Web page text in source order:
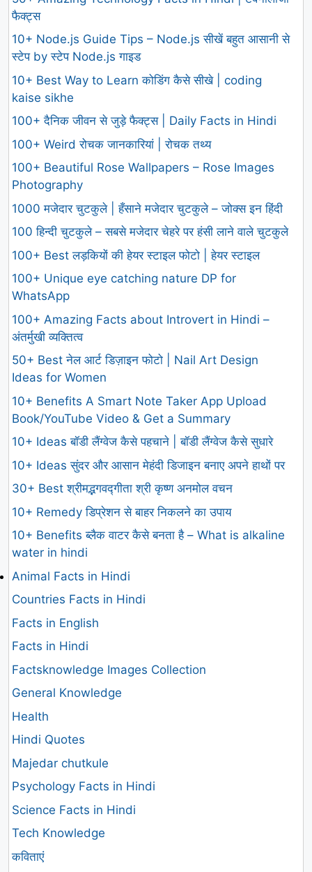
फैक्ट्स
10+ Node.js Guide Tips – Node.js सीखें बहुत आसानी से
स्टेप by स्टेप Node.js गाइड
10+ Best Way to Learn कोडिंग कैसे सीखे | coding
kaise sikhe
100+ दैनिक जीवन से जुड़े फैक्ट्स | Daily Facts in Hindi
100+ Weird रोचक जानकारियां | रोचक तथ्य
100+ Beautiful Rose Wallpapers – Rose Images
Photography
1000 मजेदार चुटकुले | हँसाने मजेदार चुटकुले – जोक्स इन हिंदी
100 हिन्दी चुटकुले – सबसे मजेदार चेहरे पर हंसी लाने वाले चुटकुले
100+ Best लड़कियों की हेयर स्टाइल फोटो | हेयर स्टाइल
100+ Unique eye catching nature DP for
WhatsApp
100+ Amazing Facts about Introvert in Hindi –
अंतर्मुखी व्यक्तित्व
50+ Best नेल आर्ट डिज़ाइन फोटो | Nail Art Design
Ideas for Women
10+ Benefits A Smart Note Taker App Upload
Book/YouTube Video & Get a Summary
10+ Ideas बॉडी लैंग्वेज कैसे पहचाने | बॉडी लैंग्वेज कैसे सुधारे
10+ Ideas सुंदर और आसान मेहंदी डिजाइन बनाए अपने हाथों पर
30+ Best श्रीमद्भगवद्गीता श्री कृष्ण अनमोल वचन
10+ Remedy डिप्रेशन से बाहर निकलने का उपाय
10+ Benefits ब्लैक वाटर कैसे बनता है – What is alkaline
water in hindi
Animal Facts in Hindi
Countries Facts in Hindi
Facts in English
Facts in Hindi
Factsknowledge Images Collection
General Knowledge
Health
Hindi Quotes
Majedar chutkule
Psychology Facts in Hindi
Science Facts in Hindi
Tech Knowledge
कविताएं